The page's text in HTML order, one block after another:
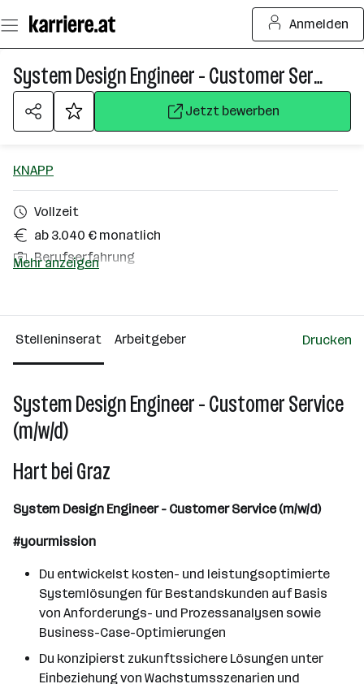
Seiteninhalt
springen
Anmelden
System Design Engineer - Customer Service (m/w/d)
Jetzt bewerben
KNAPP
Vollzeit
ab 3.040 € monatlich
Berufserfahrung
Über das Unternehmen
2501 - 10000 Mitarbeiter*innen
Mehr anzeigen
Stelleninserat Arbeitgeber Drucken
System Design Engineer - Customer Service
(m/w/d)
Hart bei Graz
System Design Engineer - Customer Service (m/w/d)
#yourmission
Du entwickelst kosten- und leistungsoptimierte
Systemlösungen für Bestandskunden auf Basis
von Anforderungs- und Prozessanalysen sowie
Business-Case-Optimierungen
Du konzipierst zukunftssichere Lösungen unter
Einbeziehung von Wachstumsszenarien und